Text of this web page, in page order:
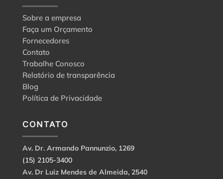
Sobre a empresa
Faça um Orçamento
Fornecedores
Contato
Trabalhe Conosco
Relatório de transparência
Blog
Política de Privacidade
CONTATO
Av. Dr. Armando Pannunzio, 1269
(15) 2105-3400
Av. Dr Luiz Mendes de Almeida, 2540